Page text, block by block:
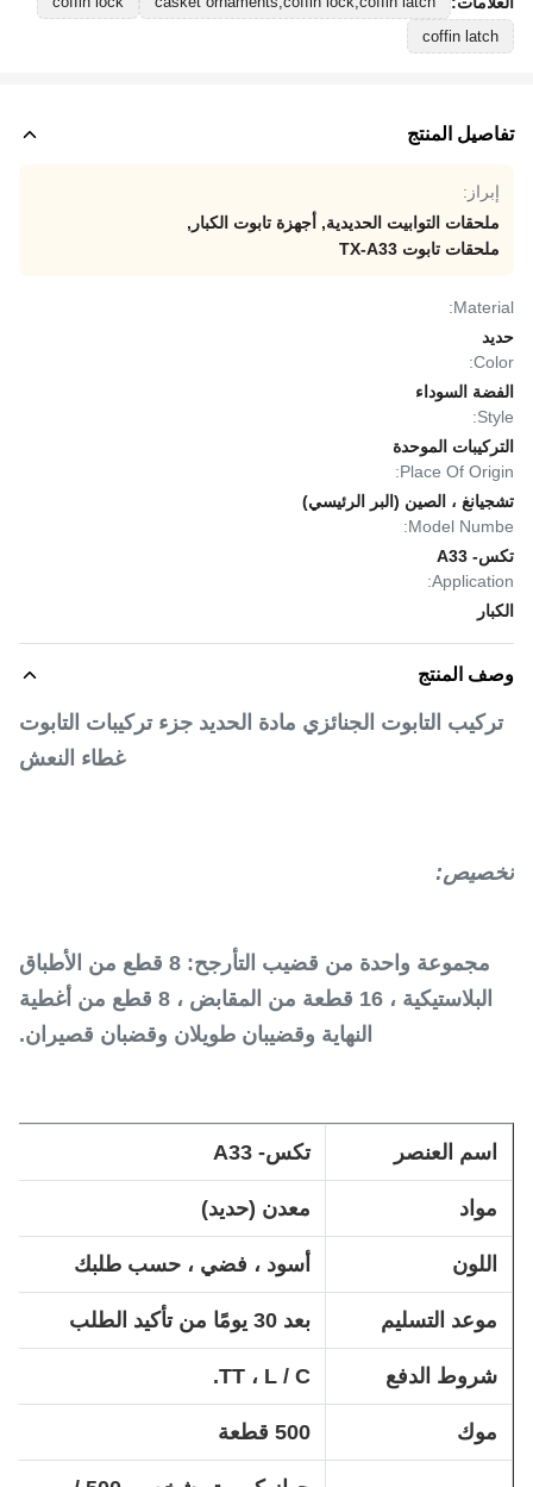
coffin latch
تفاصيل المنتج
إبراز:
ملحقات التوابيت الحديدية, أجهزة تابوت الكبار ,
ملحقات تابوت TX-A33
Material:
حديد
Color:
الفضة السوداء
Style:
التركيبات الموحدة
Place Of Origin:
تشجيانغ ، الصين (البر الرئيسي)
Model Numbe:
تكس- A33
Application:
الكبار
وصف المنتج
تركيب التابوت الجنائزي مادة الحديد جزء تركيبات التابوت
غطاء النعش
تخصيص:
مجموعة واحدة من قضيب التأرجح: 8 قطع من الأطباق
البلاستيكية ، 16 قطعة من المقابض ، 8 قطع من أغطية
النهاية وقضيبان طويلان وقضبان قصيران.
اسم العنصر تكس- A33
مواد معدن (حديد)
اللون أسود ، فضي ، حسب طلبك
موعد التسليم بعد 30 يومًا من تأكيد الطلب
شروط الدفع TT ، L / C.
موك 500 قطعة